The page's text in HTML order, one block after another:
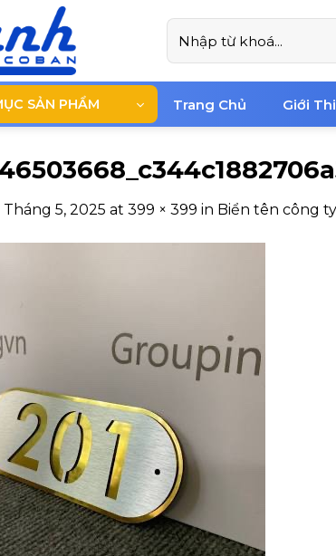
Tìm
kiếm:
SẢN PHẨM Trang Chủ Giới
Tháng 5, 2025 at 399 × 399 in Biển tên công